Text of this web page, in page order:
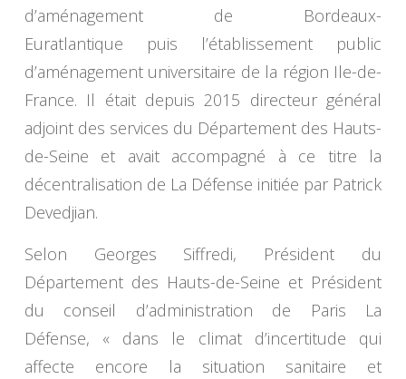
d’aménagement de Bordeaux-
Euratlantique puis l’établissement public
d’aménagement universitaire de la région Ile-de-
France. Il était depuis 2015 directeur général
adjoint des services du Département des Hauts-
de-Seine et avait accompagné à ce titre la
décentralisation de La Défense initiée par Patrick
Devedjian.
Selon Georges Siffredi, Président du
Département des Hauts-de-Seine et Président
du conseil d’administration de Paris La
Défense, « dans le climat d’incertitude qui
affecte encore la situation sanitaire et